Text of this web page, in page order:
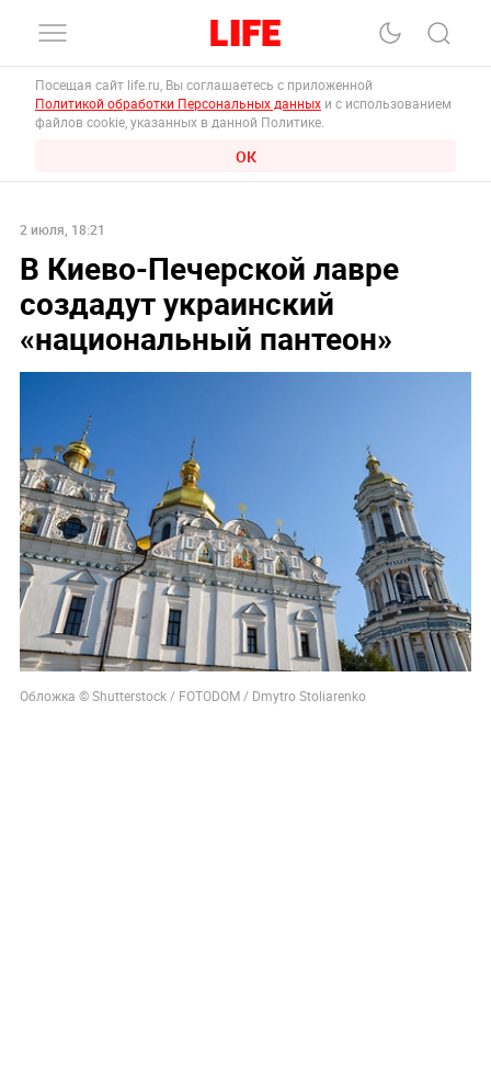
Посещая сайт life.ru, Вы соглашаетесь с приложенной
Политикой обработки Персональных данных и с использованием
файлов cookie, указанных в данной Политике.
ОК
2 июля, 18:21
В Киево-Печерской лавре
создадут украинский
«национальный пантеон»
Обложка © Shutterstock / FOTODOM / Dmytro Stoliarenko